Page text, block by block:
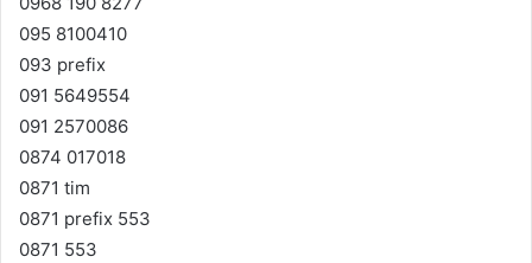
095 8100410
093 prefix
091 5649554
091 2570086
0874 017018
0871 tim
0871 prefix 553
0871 553